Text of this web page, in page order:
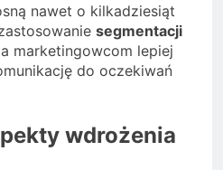
nawet o kilkadziesiąt
segmentacji
marketingowcom lepiej
do oczekiwań
wdrożenia